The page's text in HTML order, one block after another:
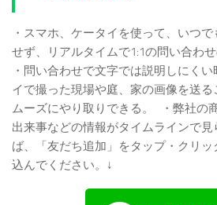
・スマホ、ケータイを使って、いつ
せず、リアルタイムで1:1の問い合わ
・問い合わせで文字では説明しにく
イで撮った現場や庭、家の画像を送
ムーズにやり取りできる。
・弊社の
出来事などの情報がタイムラインで見
ば、「友だち追加」をタップ・クリッ
込んでください。↓